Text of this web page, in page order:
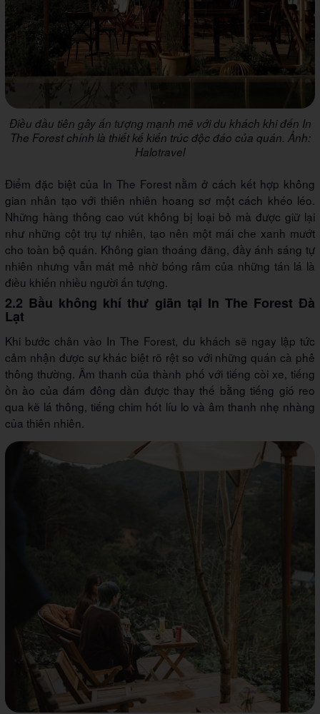
Điều đầu tiên gây ấn tượng mạnh mẽ với du khách khi đến In
The Forest chính là thiết kế kiến trúc độc đáo của quán. Ảnh:
Halotravel
Điểm đặc biệt của In The Forest nằm ở cách kết hợp không
gian nhân tạo với thiên nhiên hoang sơ một cách khéo léo.
Những hàng thông cao vút không bị loại bỏ mà được giữ lại
như những cột trụ tự nhiên, tạo nên một mái che xanh mướt
cho toàn bộ quán. Không gian thoáng đãng, đầy ánh sáng tự
nhiên nhưng vẫn mát mẻ nhờ bóng râm của những tán lá là
điều khiến nhiều người ấn tượng.
2.2 Bầu không khí thư giãn tại In The Forest Đà
Lạt
Khi bước chân vào In The Forest, du khách sẽ ngay lập tức
cảm nhận được sự khác biệt rõ rệt so với những quán cà phê
thông thường. Âm thanh của thành phố với tiếng còi xe, tiếng
ồn ào của đám đông dần được thay thế bằng tiếng gió reo
qua kẽ lá thông, tiếng chim hót líu lo và âm thanh nhẹ nhàng
của thiên nhiên.